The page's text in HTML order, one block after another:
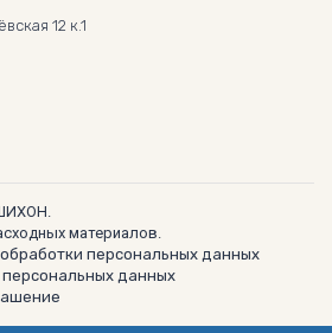
12 к.1
материалов.
персональных данных
данных